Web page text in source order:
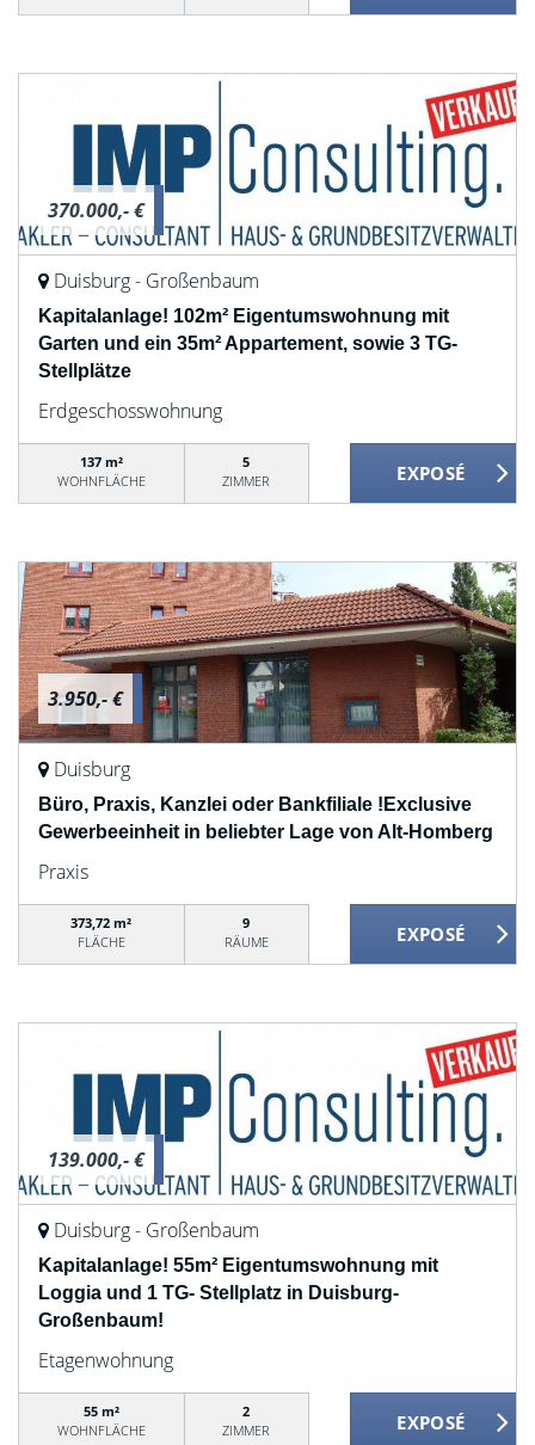
370.000,- €
Duisburg - Großenbaum
Kapitalanlage! 102m² Eigentumswohnung mit
Garten und ein 35m² Appartement, sowie 3 TG-
Stellplätze
Erdgeschosswohnung
137 m²
WOHNFLÄCHE
5
ZIMMER
3.950,- €
Duisburg
Büro, Praxis, Kanzlei oder Bankfiliale !Exclusive
Gewerbeeinheit in beliebter Lage von Alt-Homberg
Praxis
373,72 m²
FLÄCHE
9
RÄUME
139.000,- €
Duisburg - Großenbaum
Kapitalanlage! 55m² Eigentumswohnung mit
Loggia und 1 TG- Stellplatz in Duisburg-
Großenbaum!
Etagenwohnung
55 m²
WOHNFLÄCHE
2
ZIMMER